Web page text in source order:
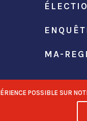
MA-
POSSIBLE SUR